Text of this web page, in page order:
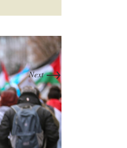
Next→